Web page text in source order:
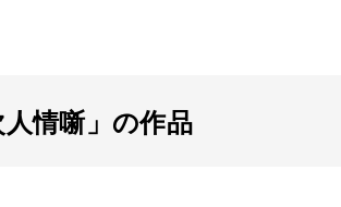
人情噺」の作品